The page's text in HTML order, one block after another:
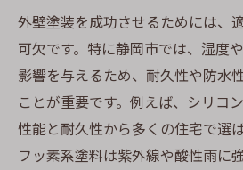
外壁塗装を成功させるためには、
可欠です。特に静岡市では、湿度
影響を与えるため、耐久性や防水
ことが重要です。例えば、シリコ
性能と耐久性から多くの住宅で選
フッ素系塗料は紫外線や酸性雨に